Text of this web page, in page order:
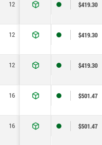
12 $419.30
12 $419.30
12 $419.30
16 $501.47
16 $501.47